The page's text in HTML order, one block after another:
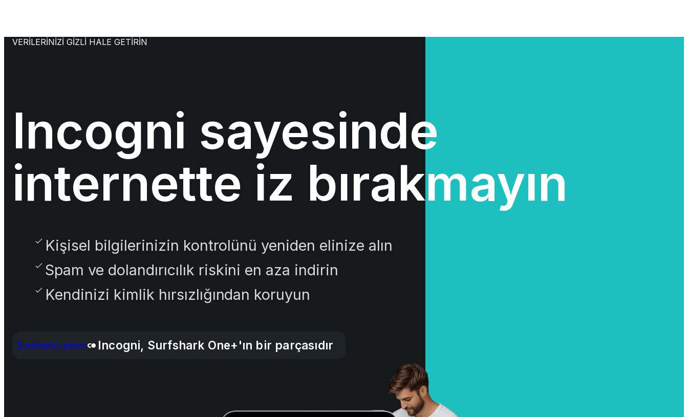
VERİLERİNİZİ GİZLİ HALE GETİRİN
Incogni sayesinde
internette iz bırakmayın
Kişisel bilgilerinizin kontrolünü yeniden elinize alın
Spam ve dolandırıcılık riskini en aza indirin
Kendinizi kimlik hırsızlığından koruyun
Surfshark'ı edinin Incogni, Surfshark One+'ın bir parçasıdır